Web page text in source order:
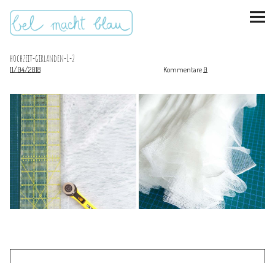
instagram
pinterestbloglovin
Malen + basteln
Feste feiern
Kinderzimmer
Mathe für Mamas
hochzeit-girlanden-1-2
11/04/2018 Kommentare 0